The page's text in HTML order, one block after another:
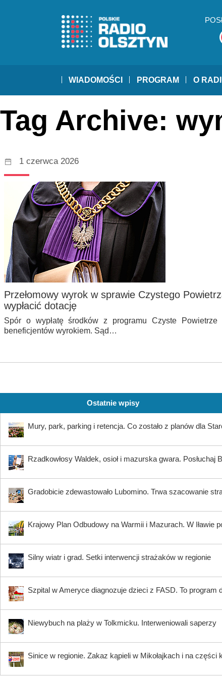
WIADOMOŚCI PROGRAM O
Tag Archive:
1 czerwca 2026
Przełomowy wyrok w sprawie Czystego
wypłacić dotację
Spór o wypłatę środków z programu Czyste Powietrze
beneficjentów wyrokiem. Sąd…
Ostatnie wpisy
Mury, park, parking i retencja. Co zostało z planów dla
Rzadkowłosy Waldek, osioł i mazurska gwara. Posłuchaj
Gradobicie zdewastowało Lubomino. Trwa szacowanie
Krajowy Plan Odbudowy na Warmii i Mazurach. W Iławie
Silny wiatr i grad. Setki interwencji strażaków w regionie
Szpital w Ameryce diagnozuje dzieci z FASD. To program
Niewybuch na plaży w Tolkmicku. Interweniowali saperzy
Sinice w regionie. Zakaz kąpieli w Mikołajkach i na części